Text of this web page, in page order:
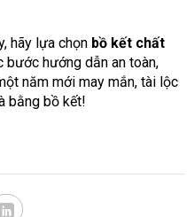
hãy lựa chọn bồ kết chất
bước hướng dẫn an toàn,
năm mới may mắn, tài lộc
bằng bồ kết!